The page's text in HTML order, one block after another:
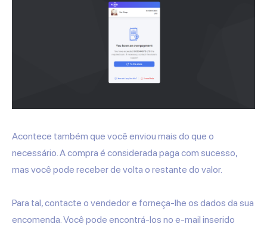
Acontece também que você enviou mais do que o
necessário. A compra é considerada paga com sucesso,
mas você pode receber de volta o restante do valor.
Para tal, contacte o vendedor e forneça-lhe os dados da sua
encomenda. Você pode encontrá-los no e-mail inserido